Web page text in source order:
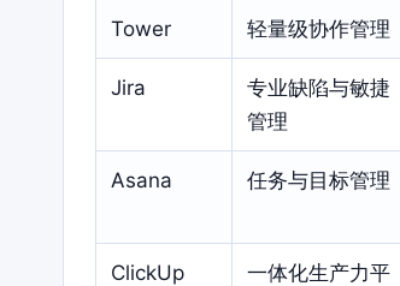
Tower 轻量级协作管理
Jira
专业缺陷与敏捷
管理
Asana 任务与目标管理
ClickUp
一体化生产力平